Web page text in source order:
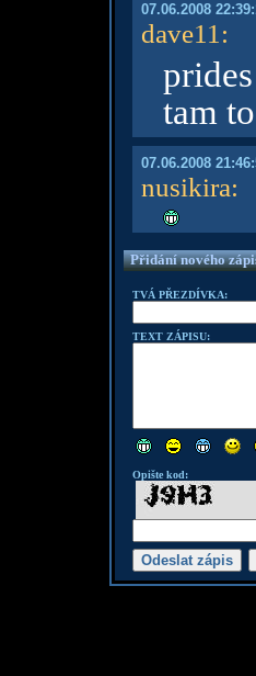
07.06.2008
dave11 :
tam
07.06.2008
nusikira:
Přidání nového
TVÁ PŘEZDÍVKA:
TEXT ZÁPISU:
Opište kod: